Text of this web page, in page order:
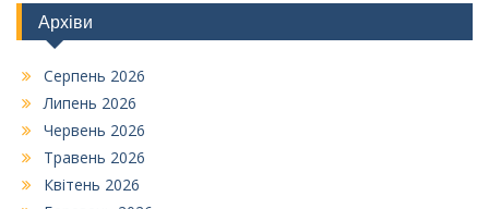
Архіви
Серпень 2026
Липень 2026
Червень 2026
Травень 2026
Квітень 2026